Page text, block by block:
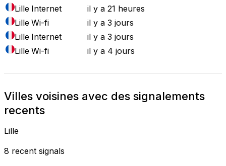
Lille Internet
il y a 21 heures
Lille Wi-fi
il y a 3 jours
Lille Internet
il y a 3 jours
Lille Wi-fi il y a 4 jours
Villes voisines avec des signalements
recents
Lille
8 recent signals